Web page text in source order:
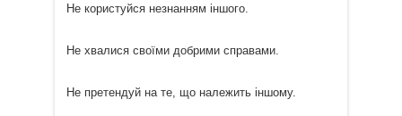
Не користуйся незнанням іншого.
Не хвалися своїми добрими справами.
Не претендуй на те, що належить іншому.